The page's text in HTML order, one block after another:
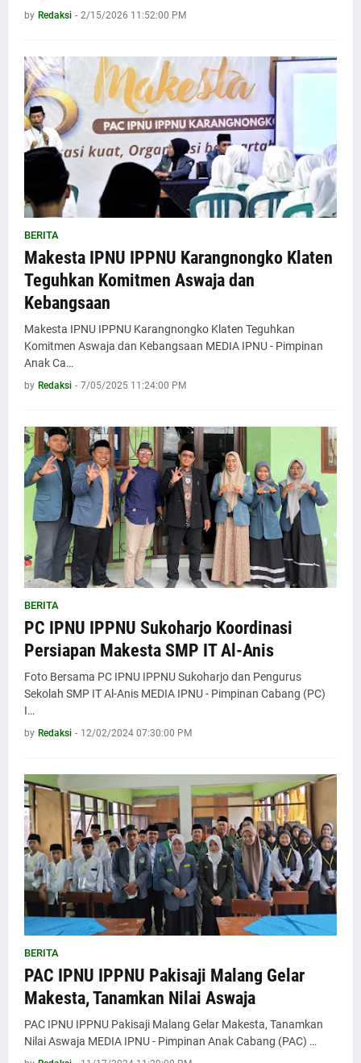
by Redaksi - 2/15/2026 11:52:00 PM
BERITA
Makesta IPNU IPPNU Karangnongko Klaten
Teguhkan Komitmen Aswaja dan
Kebangsaan
Makesta IPNU IPPNU Karangnongko Klaten Teguhkan
Komitmen Aswaja dan Kebangsaan MEDIA IPNU - Pimpinan
Anak Ca…
by Redaksi - 7/05/2025 11:24:00 PM
BERITA
PC IPNU IPPNU Sukoharjo Koordinasi
Persiapan Makesta SMP IT Al-Anis
Foto Bersama PC IPNU IPPNU Sukoharjo dan Pengurus
Sekolah SMP IT Al-Anis MEDIA IPNU - Pimpinan Cabang (PC)
I…
by Redaksi - 12/02/2024 07:30:00 PM
BERITA
PAC IPNU IPPNU Pakisaji Malang Gelar
Makesta, Tanamkan Nilai Aswaja
PAC IPNU IPPNU Pakisaji Malang Gelar Makesta, Tanamkan
Nilai Aswaja MEDIA IPNU - Pimpinan Anak Cabang (PAC) …